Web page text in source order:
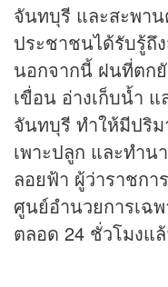
จันทบุรี และสะพา
ประชาชนได้รับรู้ถึ
นอกจากนี้ ฝนที่ตก
เขื่อน อ่างเก็บน้ำ
จันทบุรี ทำให้มีปริ
เพาะปลูก และทำน
ลอยฟ้า ผู้ว่าราชกา
ศูนย์อำนวยการเฉ
ตลอด 24 ชั่วโมงแ